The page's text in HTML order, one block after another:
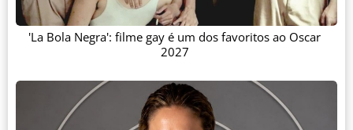
'La Bola Negra': filme gay é um dos favoritos ao Oscar
2027